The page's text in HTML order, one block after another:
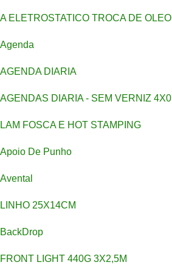
A ELETROSTATICO TROCA DE OLEO
Agenda
AGENDA DIARIA
AGENDAS DIARIA - SEM VERNIZ 4X0
LAM FOSCA E HOT STAMPING
Apoio De Punho
Avental
LINHO 25X14CM
BackDrop
FRONT LIGHT 440G 3X2,5M